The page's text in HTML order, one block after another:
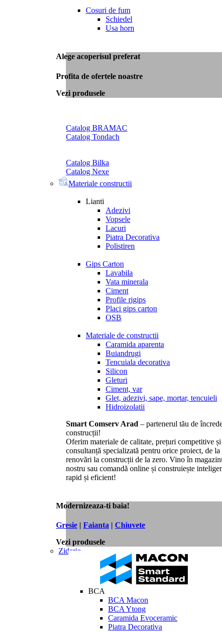
Cosuri de fum
Schiedel
Usa horn
Alege acoperisul preferat
Profita de ofertele noastre
Vezi produsele
Catalog BRAMAC
Catalog Tondach
Catalog Bilka
Catalog Nexe
Materiale constructii
Lianti
Adezivi
Vopsele
Lacuri
Piatra Decorativa
Polistiren
Gips Carton
Lavabila
Vata minerala
Ciment
Profile rigips
Placi gips carton
OSB
Materiale de constructii
Caramida aparenta
Buiandrugi
Tencuiala decorativa
Silicon
Gleturi
Ciment, var
Glet, adezivi, sape, mortar, tencuieli
Hidroizolatii
Smart Comserv Arad – partenerul tău de
construcții!
Oferim materiale de calitate, prețuri competitive și
consultanță specializată pentru orice proiect, de la
renovări la construcții de la zero. Vino în
nostru sau comandă online și construiește
rapid și eficient!
Modernizeaza-ti baia!
Gresie | Faianta | Chiuvete
Vezi produsele
Zidarie
BCA
BCA Macon
BCA Ytong
Caramida Evoceramic
Piatra Decorativa